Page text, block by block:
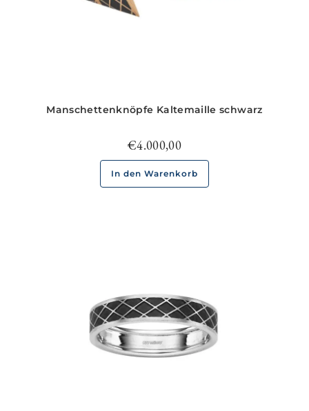
Manschettenknöpfe Kaltemaille schwarz
€4.000,00
In den Warenkorb